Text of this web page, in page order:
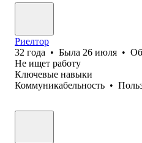
Риелтор
32 года • Была 26 июля •
Не ищет работу
Ключевые навыки
Коммуникабельность •